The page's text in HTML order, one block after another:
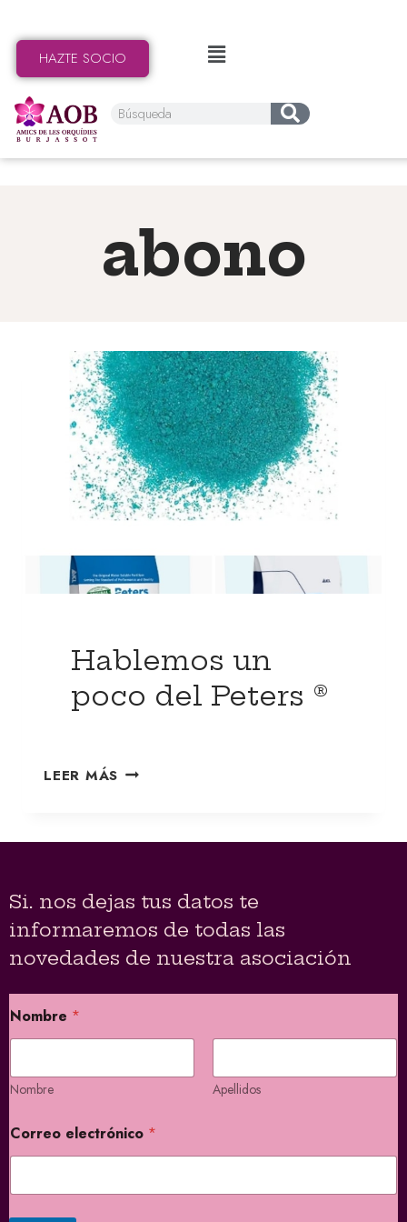
HAZTE SOCIO
abono
Hablemos un
poco del Peters ®
LEER MÁS
Si. nos dejas tus datos te
informaremos de todas las
novedades de nuestra asociación
C
o
r
e
C
o
r
e
Nombre *
Nombre Apellidos
Correo electrónico *